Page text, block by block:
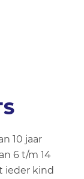
10 jaar
6 t/m 14
ieder kind